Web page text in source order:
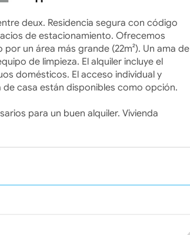
deux. Residencia segura con código
de estacionamiento. Ofrecemos
un área más grande (22m²). Un ama de
de limpieza. El alquiler incluye el
domésticos. El acceso individual y
casa están disponibles como opción.
para un buen alquiler. Vivienda